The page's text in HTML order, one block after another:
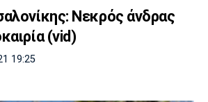
Νεκρός άνδρας
(vid)
19:25